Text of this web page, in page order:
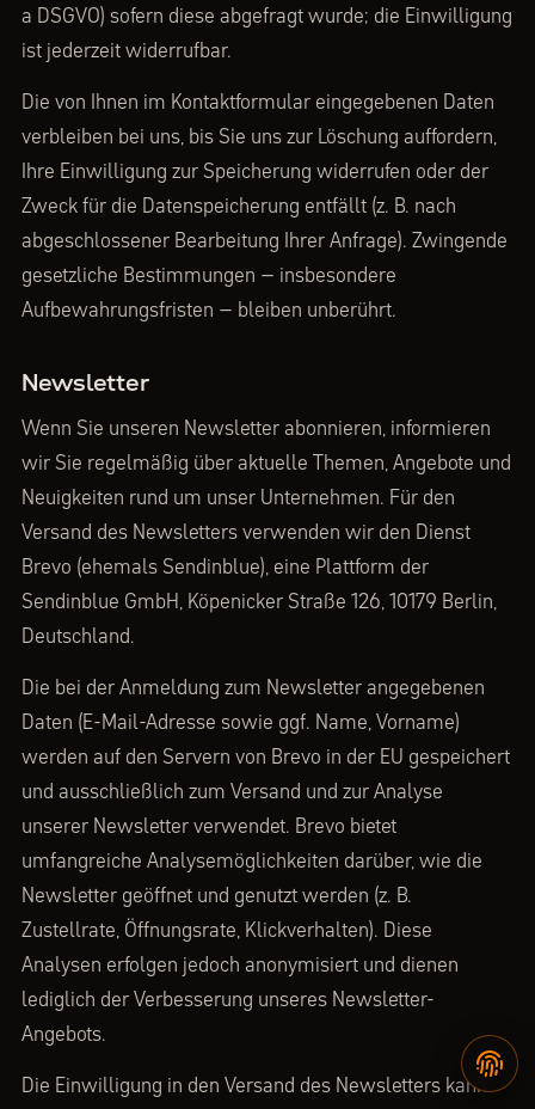
a DSGVO) sofern diese abgefragt wurde; die Einwilligung
ist jederzeit widerrufbar.
Die von Ihnen im Kontaktformular eingegebenen Daten
verbleiben bei uns, bis Sie uns zur Löschung auffordern,
Ihre Einwilligung zur Speicherung widerrufen oder der
Zweck für die Datenspeicherung entfällt (z. B. nach
abgeschlossener Bearbeitung Ihrer Anfrage). Zwingende
gesetzliche Bestimmungen – insbesondere
Aufbewahrungsfristen – bleiben unberührt.
Newsletter
Wenn Sie unseren Newsletter abonnieren, informieren
wir Sie regelmäßig über aktuelle Themen, Angebote und
Neuigkeiten rund um unser Unternehmen. Für den
Versand des Newsletters verwenden wir den Dienst
Brevo (ehemals Sendinblue), eine Plattform der
Sendinblue GmbH, Köpenicker Straße 126, 10179 Berlin,
Deutschland.
Die bei der Anmeldung zum Newsletter angegebenen
Daten (E-Mail-Adresse sowie ggf. Name, Vorname)
werden auf den Servern von Brevo in der EU gespeichert
und ausschließlich zum Versand und zur Analyse
unserer Newsletter verwendet. Brevo bietet
umfangreiche Analysemöglichkeiten darüber, wie die
Newsletter geöffnet und genutzt werden (z. B.
Zustellrate, Öffnungsrate, Klickverhalten). Diese
Analysen erfolgen jedoch anonymisiert und dienen
lediglich der Verbesserung unseres Newsletter-
Angebots.
Die Einwilligung in den Versand des Newsletters kann